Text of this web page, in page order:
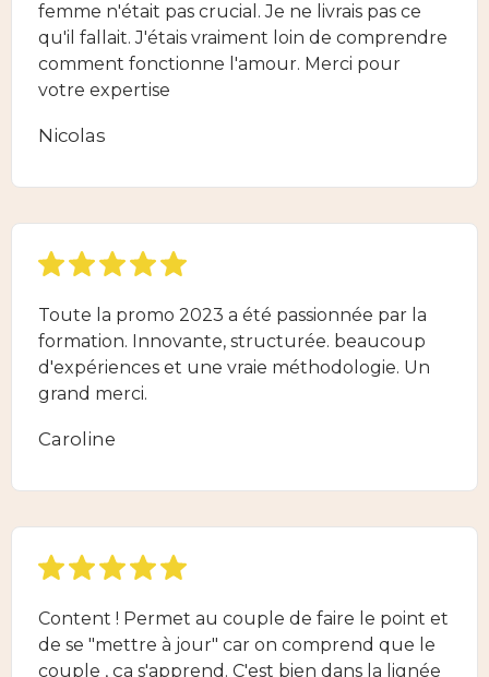
femme n'était pas crucial. Je ne livrais pas ce
qu'il fallait. J'étais vraiment loin de comprendre
comment fonctionne l'amour. Merci pour
votre expertise
Nicolas
Toute la promo 2023 a été passionnée par la
formation. Innovante, structurée. beaucoup
d'expériences et une vraie méthodologie. Un
grand merci.
Caroline
Content ! Permet au couple de faire le point et
de se "mettre à jour" car on comprend que le
couple , ça s'apprend. C'est bien dans la lignée